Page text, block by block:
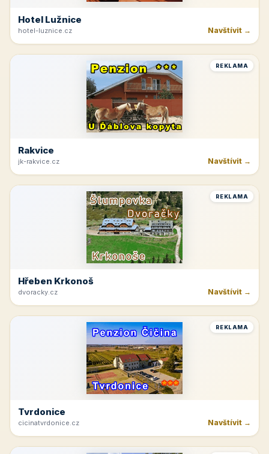
Hotel Lužnice
hotel-luznice.cz Navštívit →
REKLAMA
Rakvice
jk-rakvice.cz Navštívit →
REKLAMA
Hřeben Krkonoš
dvoracky.cz Navštívit →
REKLAMA
Tvrdonice
cicinatvrdonice.cz Navštívit →